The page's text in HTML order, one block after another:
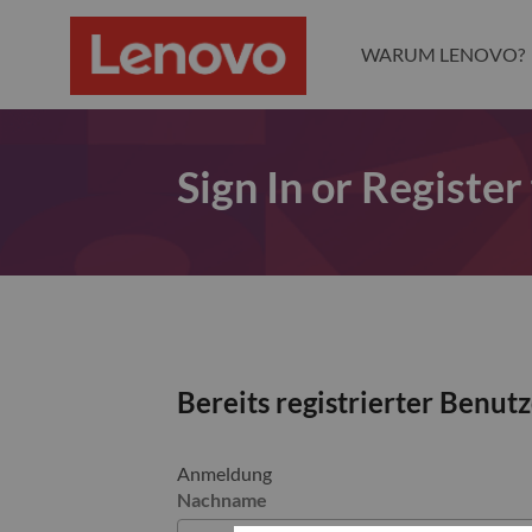
WARUM LENOVO?
Sign In or
Bereits registrierter
Anmeldung
Nachname